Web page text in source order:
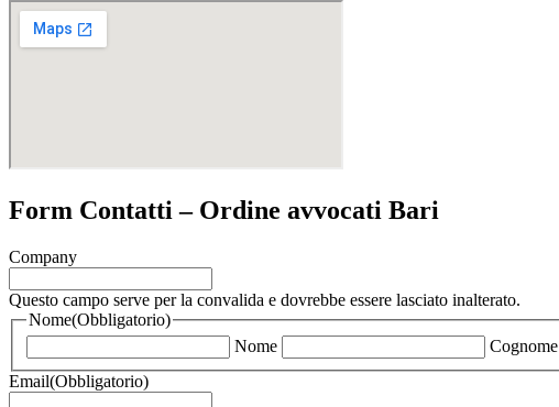
Form Contatti – Ordine avvocati Bari
Company
Questo campo serve per la convalida e dovrebbe essere lasciato inalterato.
Nome(Obbligatorio)
Nome
Cognome
Email(Obbligatorio)